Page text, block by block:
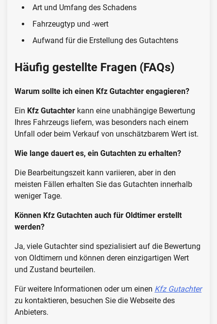
Art und Umfang des Schadens
Fahrzeugtyp und -wert
Aufwand für die Erstellung des Gutachtens
Häufig gestellte Fragen (FAQs)
Warum sollte ich einen Kfz Gutachter engagieren?
Ein Kfz Gutachter kann eine unabhängige Bewertung
Ihres Fahrzeugs liefern, was besonders nach einem
Unfall oder beim Verkauf von unschätzbarem Wert ist.
Wie lange dauert es, ein Gutachten zu erhalten?
Die Bearbeitungszeit kann variieren, aber in den
meisten Fällen erhalten Sie das Gutachten innerhalb
weniger Tage.
Können Kfz Gutachten auch für Oldtimer erstellt
werden?
Ja, viele Gutachter sind spezialisiert auf die Bewertung
von Oldtimern und können deren einzigartigen Wert
und Zustand beurteilen.
Für weitere Informationen oder um einen Kfz Gutachter
zu kontaktieren, besuchen Sie die Webseite des
Anbieters.